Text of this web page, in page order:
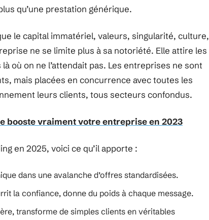
qu’une prestation générique.
le capital immatériel, valeurs, singularité, culture,
ne se limite plus à sa notoriété. Elle attire les
où on ne l’attendait pas. Les entreprises ne sont
mais placées en concurrence avec toutes les
leurs clients, tous secteurs confondus.
booste vraiment votre entreprise en 2023
en 2025, voici ce qu’il apporte :
dans une avalanche d’offres standardisées.
la confiance, donne du poids à chaque message.
transforme de simples clients en véritables